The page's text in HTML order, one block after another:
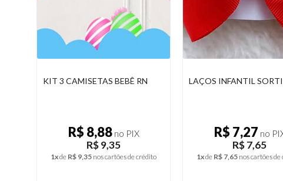
LAÇOS INFANTIL SORTIDOS
R$ 7,27no PIX
R$ 7,65
1xde R$ 7,65 nos cartões de crédito
BODY BEBÊ SAFARI
R$ 8,12 no
R$ 8,55
1xde R$ 8,55 nos cartões